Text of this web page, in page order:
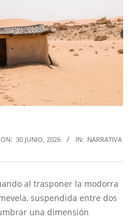
ON: 30 JUNIO, 2026 IN: NARRATIVA
al trasponer la modorra
suspendida entre dos
una dimensión